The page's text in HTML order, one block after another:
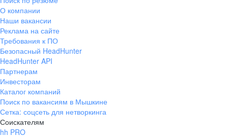
О компании
Наши вакансии
Реклама на сайте
Требования к ПО
Безопасный HeadHunter
HeadHunter API
Партнерам
Инвесторам
Каталог компаний
Поиск по вакансиям в Мышкине
Сетка: соцсеть для нетворкинга
Соискателям
hh PRO